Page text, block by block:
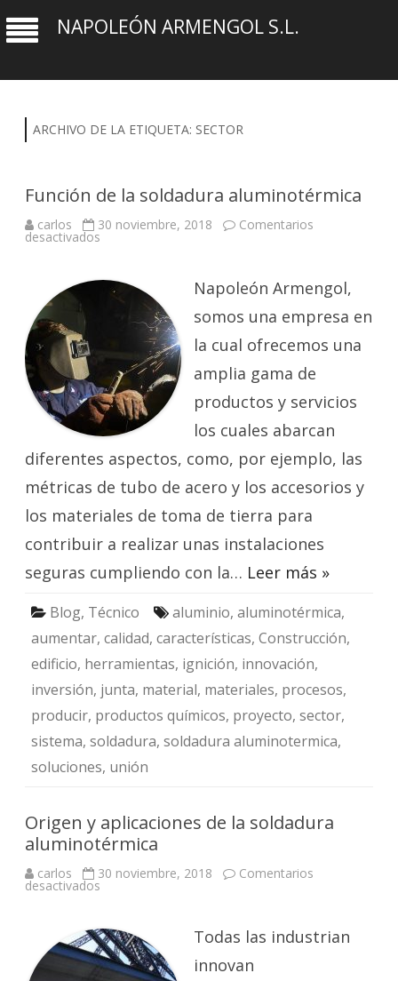
NAPOLEÓN ARMENGOL S.L.
ARCHIVO DE LA ETIQUETA: SECTOR
Función de la soldadura aluminotérmica
carlos 30 noviembre, 2018 Comentarios
desactivados
soldadura
aluminotérmica
Napoleón Armengol,
somos una empresa en
la cual ofrecemos una
amplia gama de
productos y servicios
los cuales abarcan
diferentes aspectos, como, por ejemplo, las
métricas de tubo de acero y los accesorios y
los materiales de toma de tierra para
contribuir a realizar unas instalaciones
seguras cumpliendo con la… Leer más »
Blog, Técnico aluminio, aluminotérmica,
aumentar, calidad, características, Construcción,
edificio, herramientas, ignición, innovación,
inversión, junta, material, materiales, procesos,
producir, productos químicos, proyecto, sector,
sistema, soldadura, soldadura aluminotermica,
soluciones, unión
Origen y aplicaciones de la soldadura
aluminotérmica
carlos 30 noviembre, 2018 Comentarios
desactivados
de
la
soldadura
aluminotérmica
Todas las industrian
innovan